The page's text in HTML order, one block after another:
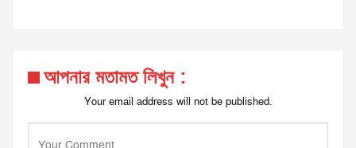
আপনার মতামত লিখুন :
Your email address will not be published.